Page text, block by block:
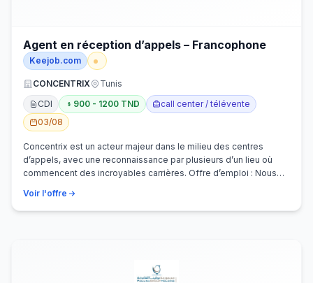
Agent en réception d’appels – Francophone
Keejob.com
CONCENTRIX
Tunis
CDI
900 - 1200 TND
call center / télévente
03/08
Concentrix est un acteur majeur dans le milieu des centres
d’appels, avec une reconnaissance par plusieurs d’un lieu où
commencent des incroyables carrières. Offre d’emploi : Nous
Voir l'offre